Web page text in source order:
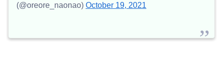
(@oreore_naonao) October 19, 2021